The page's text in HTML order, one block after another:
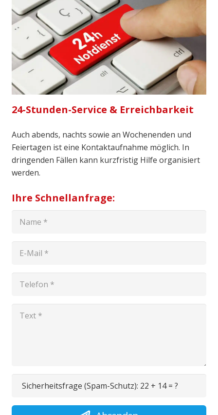
24-Stunden-Service & Erreichbarkeit
Auch abends, nachts sowie an Wochenenden und
Feiertagen ist eine Kontaktaufnahme möglich. In
dringenden Fällen kann kurzfristig Hilfe organisiert
werden.
Ihre Schnellanfrage:
Sicherheitsfrage (Spam-Schutz): 22 + 14 = ?